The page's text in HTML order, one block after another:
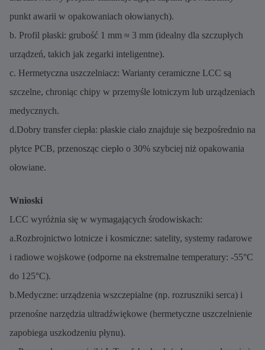
punkt awarii w opakowaniach ołowianych).
b. Profil płaski: grubość 1 mm ≈ 3 mm (idealny dla szczupłych
urządzeń, takich jak zegarki inteligentne).
c. Hermetyczna uszczelniacz: Warianty ceramiczne LCC są
szczelne, chroniąc chipy w przemyśle lotniczym lub urządzeniach
medycznych.
d.Dobry transfer ciepła: płaskie ciało znajduje się bezpośrednio na
płytce PCB, przenosząc ciepło o 30% szybciej niż opakowania
ołowiane.
Wnioski
LCC wyróżnia się w wymagających środowiskach:
a.Rozbrojnictwo lotnicze i kosmiczne: satelity, systemy radarowe
i radiowe wojskowe (odporne na ekstremalne temperatury: -55°C
do 125°C).
b.Medyczne: urządzenia wszczepialne (np. rozruszniki serca) i
przenośne narzędzia ultradźwiękowe (hermetyczne uszczelnienie
zapobiega uszkodzeniu płynu).